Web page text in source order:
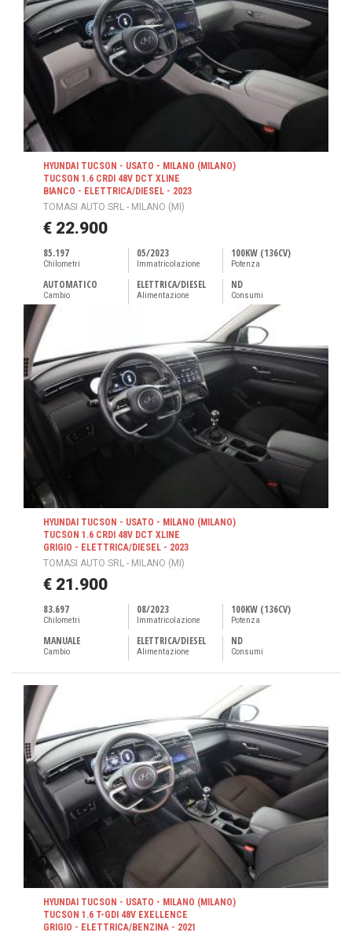
HYUNDAI TUCSON - USATO - MILANO (MILANO)
TUCSON 1.6 CRDI 48V DCT XLINE
BIANCO - ELETTRICA/DIESEL - 2023
TOMASI AUTO SRL - MILANO (MI)
€ 22.900
85.197
Chilometri
05/2023
Immatricolazione
100KW (136CV)
Potenza
AUTOMATICO
Cambio
ELETTRICA/DIESEL
Alimentazione
ND
Consumi
HYUNDAI TUCSON - USATO - MILANO (MILANO)
TUCSON 1.6 CRDI 48V DCT XLINE
GRIGIO - ELETTRICA/DIESEL - 2023
TOMASI AUTO SRL - MILANO (MI)
€ 21.900
83.697
Chilometri
08/2023
Immatricolazione
100KW (136CV)
Potenza
MANUALE
Cambio
ELETTRICA/DIESEL
Alimentazione
ND
Consumi
HYUNDAI TUCSON - USATO - MILANO (MILANO)
TUCSON 1.6 T-GDI 48V EXELLENCE
GRIGIO - ELETTRICA/BENZINA - 2021